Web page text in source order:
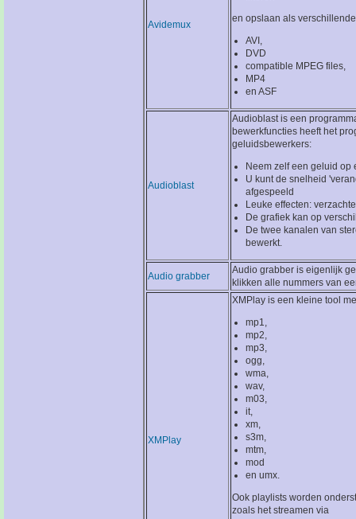
Avidemux
en opslaan als
AVI,
DVD
compatible MPEG files,
MP4
en ASF
Audioblast
Audioblast is een
bewerkfuncties heeft het
geluidsbewerkers:
Neem zelf een geluid op
U kunt de snelheid
afgespeeld
Leuke effecten:
De grafiek kan op
De twee kanalen van
bewerkt.
Audio grabber
Audio grabber is eigenlijk
klikken alle nummers van
XMPlay
XMPlay is een kleine tool
mp1,
mp2,
mp3,
ogg,
wma,
wav,
m03,
it,
xm,
s3m,
mtm,
mod
en umx.
Ook playlists worden
zoals het streamen via